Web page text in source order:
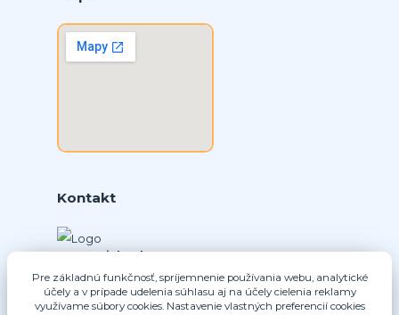
Kontakt
+421 902331936
(Po-Pia, 8-16 hod.)
Pre základnú funkčnosť, spríjemnenie používania webu, analytické
účely a v prípade udelenia súhlasu aj na účely cielenia reklamy
využívame súbory cookies. Nastavenie vlastných preferencií cookies